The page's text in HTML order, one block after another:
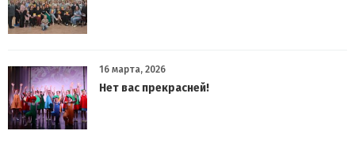
16 марта, 2026
Нет вас прекрасней!